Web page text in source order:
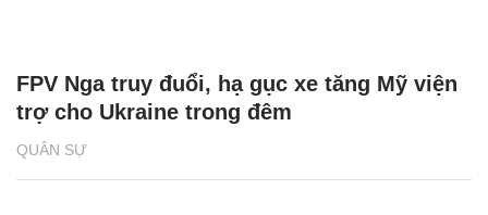
QUÂN SỰ
FPV Nga truy đuổi, hạ gục xe tăng Mỹ viện
trợ cho Ukraine trong đêm